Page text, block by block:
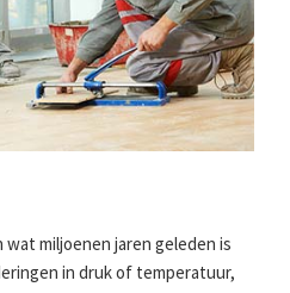
miljoenen jaren geleden is
in druk of temperatuur,